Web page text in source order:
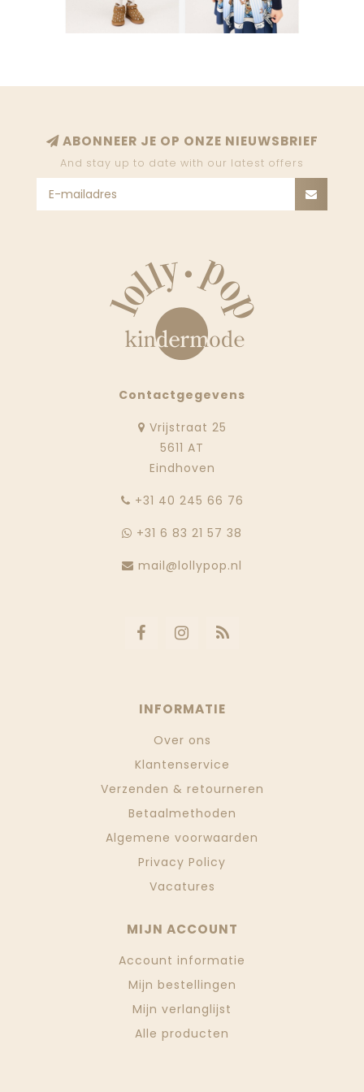
ABONNEER JE OP ONZE NIEUWSBRIEF
And stay up to date with our latest offers
Contactgegevens
Vrijstraat 25
5611 AT
Eindhoven
‭+31 40 245 66 76
+31 6 83 21 57 38
mail@lollypop.nl
INFORMATIE
Over ons
Klantenservice
Verzenden & retourneren
Betaalmethoden
Algemene voorwaarden
Privacy Policy
Vacatures
MIJN ACCOUNT
Account informatie
Mijn bestellingen
Mijn verlanglijst
Alle producten